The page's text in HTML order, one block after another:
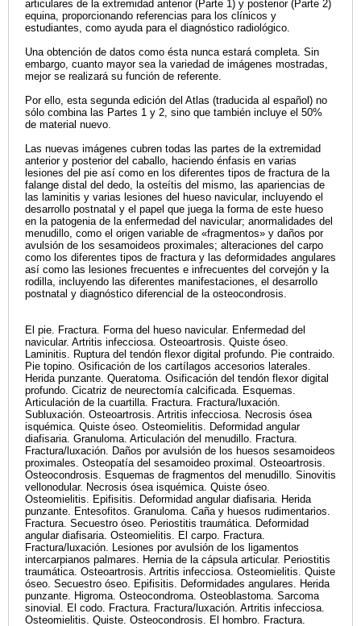
articulares de la extremidad anterior (Parte 1) y posterior (Parte 2)
equina, proporcionando referencias para los clínicos y
estudiantes, como ayuda para el diagnóstico radiológico.
Una obtención de datos como ésta nunca estará completa. Sin
embargo, cuanto mayor sea la variedad de imágenes mostradas,
mejor se realizará su función de referente.
Por ello, esta segunda edición del Atlas (traducida al español) no
sólo combina las Partes 1 y 2, sino que también incluye el 50%
de material nuevo.
Las nuevas imágenes cubren todas las partes de la extremidad
anterior y posterior del caballo, haciendo énfasis en varias
lesiones del pie así como en los diferentes tipos de fractura de la
falange distal del dedo, la osteítis del mismo, las apariencias de
las laminitis y varias lesiones del hueso navicular, incluyendo el
desarrollo postnatal y el papel que juega la forma de este hueso
en la patogenia de la enfermedad del navicular; anormalidades del
menudillo, como el origen variable de «fragmentos» y daños por
avulsión de los sesamoideos proximales; alteraciones del carpo
como los diferentes tipos de fractura y las deformidades angulares
así como las lesiones frecuentes e infrecuentes del corvejón y la
rodilla, incluyendo las diferentes manifestaciones, el desarrollo
postnatal y diagnóstico diferencial de la osteocondrosis.
El pie. Fractura. Forma del hueso navicular. Enfermedad del
navicular. Artritis infecciosa. Osteoartrosis. Quiste óseo.
Laminitis. Ruptura del tendón flexor digital profundo. Pie contraido.
Pie topino. Osificación de los cartílagos accesorios laterales.
Herida punzante. Queratoma. Osificación del tendón flexor digital
profundo. Cicatriz de neurectomía calcificada. Esquemas.
Articulación de la cuartilla. Fractura. Fractura/luxación.
Subluxación. Osteoartrosis. Artritis infecciosa. Necrosis ósea
isquémica. Quiste óseo. Osteomielitis. Deformidad angular
diafisaria. Granuloma. Articulación del menudillo. Fractura.
Fractura/luxación. Daños por avulsión de los huesos sesamoideos
proximales. Osteopatía del sesamoideo proximal. Osteoartrosis.
Osteocondrosis. Esquemas de fragmentos del menudillo. Sinovitis
vellonodular. Necrosis ósea isquémica. Quiste óseo.
Osteomielitis. Epifisitis. Deformidad angular diafisaria. Herida
punzante. Entesofitos. Granuloma. Caña y huesos rudimentarios.
Fractura. Secuestro óseo. Periostitis traumática. Deformidad
angular diafisaria. Osteomielitis. El carpo. Fractura.
Fractura/luxación. Lesiones por avulsión de los ligamentos
intercarpianos palmares. Hernia de la cápsula articular. Periostitis
traumática. Osteoartrosis. Artritis infecciosa. Osteomielitis. Quiste
óseo. Secuestro óseo. Epifisitis. Deformidades angulares. Herida
punzante. Higroma. Osteocondroma. Osteoblastoma. Sarcoma
sinovial. El codo. Fractura. Fractura/luxación. Artritis infecciosa.
Osteomielitis. Quiste. Osteocondrosis. El hombro. Fractura.